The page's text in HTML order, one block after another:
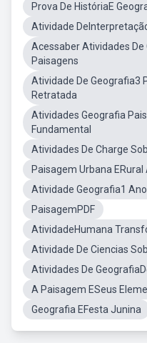
Prova De HistóriaE
Atividade
Acessaber Atividades
Paisagens
Atividade De Geografia3
Retratada
Atividades Geografia
Fundamental
Atividades De Charge
Paisagem Urbana
Atividade Geografia1
PaisagemPDF
AtividadeHumana
Atividade De Ciencias
Atividades De
A Paisagem ESeus
Geografia EFesta Junina